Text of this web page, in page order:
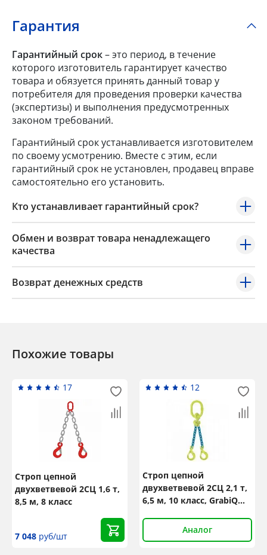
Гарантия
Гарантийный срок– это период, в течение
которого изготовитель гарантирует качество
товара и обязуется принять данный товар у
потребителя для проведения проверки качества
(экспертизы) и выполнения предусмотренных
законом требований.
Гарантийный срок устанавливается изготовителем
по своему усмотрению. Вместе с этим, если
гарантийный срок не установлен, продавец вправе
самостоятельно его установить.
Кто устанавливает гарантийный срок?
Обмен и возврат товара ненадлежащего
качества
Возврат денежных средств
Похожие товары
17
Строп цепной
двухветвевой 2СЦ 1,6 т,
8,5 м, 8 класс
7 048 руб/шт
12
Строп цепной
двухветвевой 2СЦ 2,1 т,
6,5 м, 10 класс, GrabiQ
Аналог